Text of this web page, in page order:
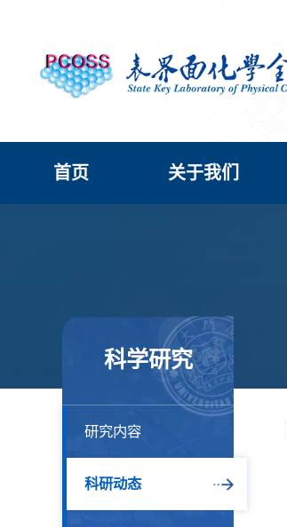
首页 关于我们
科学研究
研究内容
科研动态